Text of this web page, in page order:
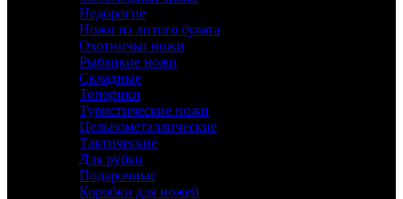
Недорогие
Ножи из литого булата
Охотничьи ножи
Рыбацкие ножи
Складные
Топорики
Туристические ножи
Цельнометаллические
Тактические
Для рубки
Подарочные
Коробки для ножей